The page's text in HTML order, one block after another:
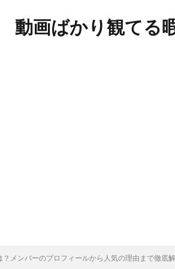
動画ばかり観てる
メンバーのプロフィールから人気の理由まで徹底